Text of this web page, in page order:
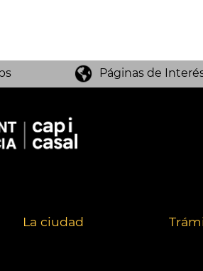
Páginas de
La ciudad